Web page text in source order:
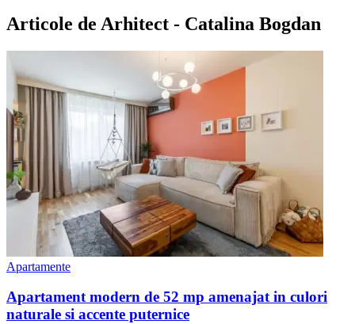
Articole de Arhitect - Catalina Bogdan
Apartamente
Apartament modern de 52 mp amenajat in culori
naturale si accente puternice